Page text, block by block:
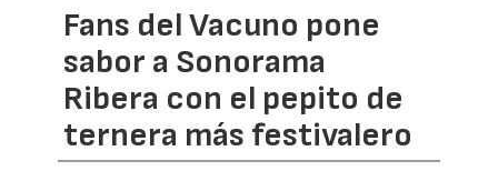
Fans del Vacuno pone
sabor a Sonorama
Ribera con el pepito de
ternera más festivalero